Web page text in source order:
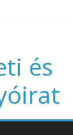
és